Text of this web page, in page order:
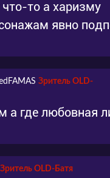
то а харизму
явно
Зритель OLD-
а где любовная
Зритель OLD-Батя